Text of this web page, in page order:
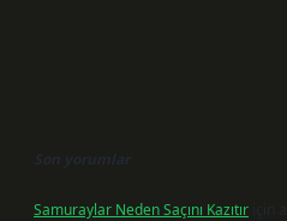
Son yorumlar
Samuraylar Neden Saçını Kazıtır için